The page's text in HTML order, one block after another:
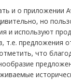
и о приложении
но
и используют
т.е. предложения
что